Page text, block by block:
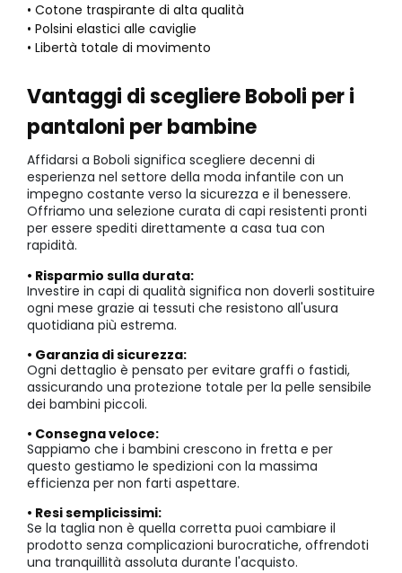
• Cotone traspirante di alta qualità
• Polsini elastici alle caviglie
• Libertà totale di movimento
Vantaggi di scegliere Boboli per i
pantaloni per bambine
Affidarsi a Boboli significa scegliere decenni di
esperienza nel settore della moda infantile con un
impegno costante verso la sicurezza e il benessere.
Offriamo una selezione curata di capi resistenti pronti
per essere spediti direttamente a casa tua con
rapidità.
• Risparmio sulla durata:
Investire in capi di qualità significa non doverli sostituire
ogni mese grazie ai tessuti che resistono all'usura
quotidiana più estrema.
• Garanzia di sicurezza:
Ogni dettaglio è pensato per evitare graffi o fastidi,
assicurando una protezione totale per la pelle sensibile
dei bambini piccoli.
• Consegna veloce:
Sappiamo che i bambini crescono in fretta e per
questo gestiamo le spedizioni con la massima
efficienza per non farti aspettare.
• Resi semplicissimi:
Se la taglia non è quella corretta puoi cambiare il
prodotto senza complicazioni burocratiche, offrendoti
una tranquillità assoluta durante l'acquisto.